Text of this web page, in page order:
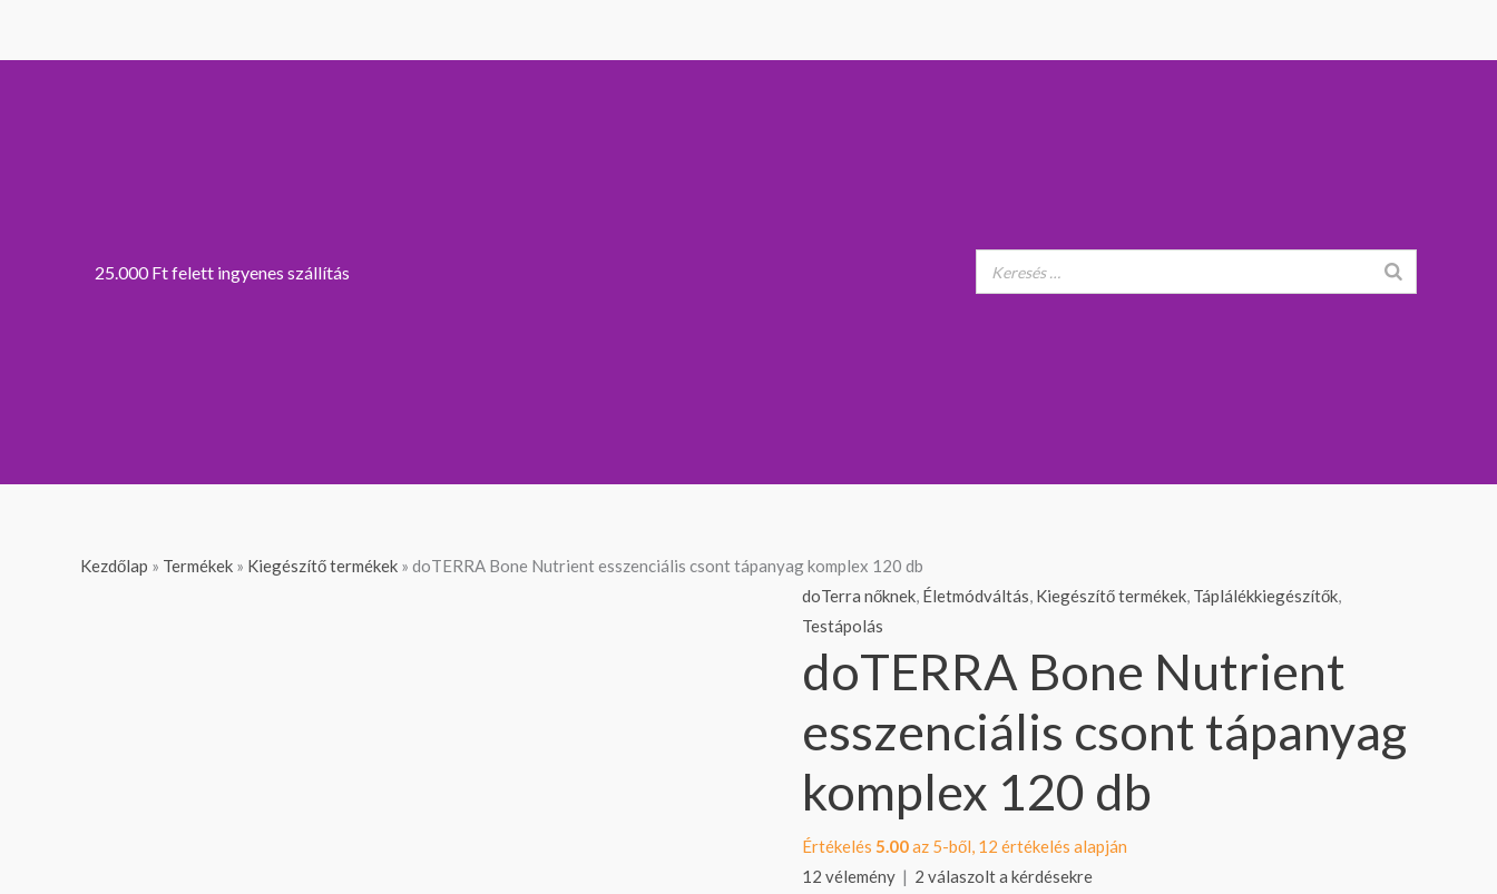
25.000 Ft felett ingyenes szállítás
Kezdőlap » Termékek » Kiegészítő termékek » doTERRA Bone Nutrient esszenciális csont tápanyag komplex 120 db
doTerra nőknek Életmódváltás Kiegészítő termékek Táplálékkiegészítők
Testápolás
doTERRA Bone Nutrient
esszenciális csont tápanyag
komplex 120 db
Értékelés 5.00az 5-ből, 12 értékelés alapján
12 vélemény | 2 válaszolt a kérdésekre
doTERRA
Bone
Nutrient
esszenciális
csont
komplex
120
db
mennyiség